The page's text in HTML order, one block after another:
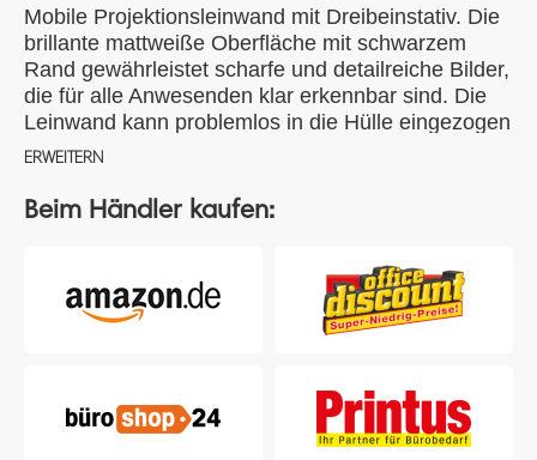
Mobile Projektionsleinwand mit Dreibeinstativ. Die
brillante mattweiße Oberfläche mit schwarzem
Rand gewährleistet scharfe und detailreiche Bilder,
die für alle Anwesenden klar erkennbar sind. Die
Leinwand kann problemlos in die Hülle eingezogen
werden, um Beschädigung zu verhindern.
ERWEITERN
Beim Händler kaufen: